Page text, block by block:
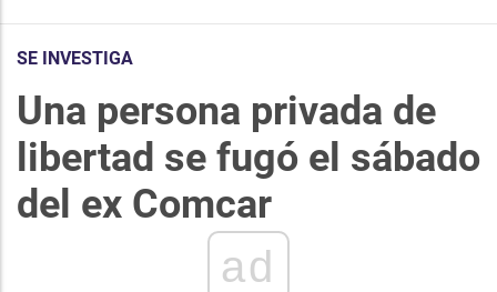
SE INVESTIGA
Una persona privada de
libertad se fugó el sábado
del ex Comcar
ad